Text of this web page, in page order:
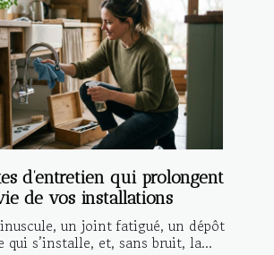
d’entretien qui prolongent
de vos installations
un joint fatigué, un dépôt
qui s’installe, et, sans bruit, la...